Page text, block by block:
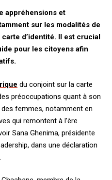
appréhensions et
sur les modalités de
d’identité. Il est crucial
pour les citoyens afin
du conjoint sur la carte
préoccupations quant à son
femmes, notamment en
qui remontent à l’ère
Sana Ghenima, présidente
dans une déclaration